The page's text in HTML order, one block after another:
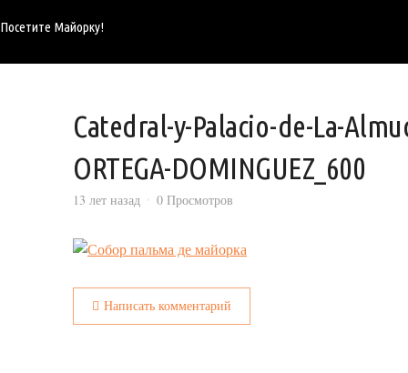
Посетите Майорку!
Catedral-y-Palacio-de-La-
ORTEGA-DOMINGUEZ_600
13 лет назад 0 Просмотров
Написать комментарий